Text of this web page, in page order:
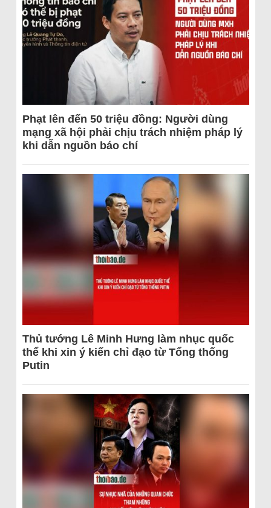
Phạt lên đến 50 triệu đồng: Người dùng
mạng xã hội phải chịu trách nhiệm pháp lý
khi dẫn nguồn báo chí
Thủ tướng Lê Minh Hưng làm nhục quốc
thể khi xin ý kiến chỉ đạo từ Tổng thống
Putin